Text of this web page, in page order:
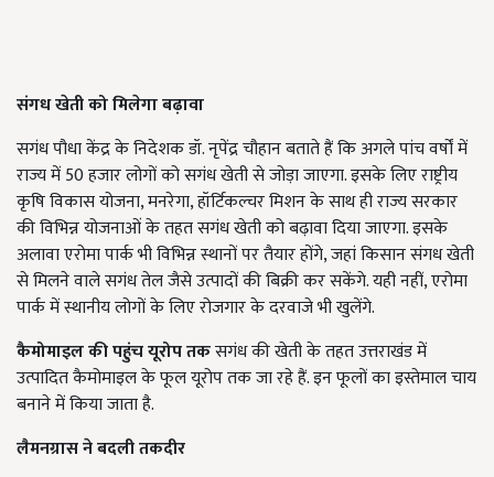
संगध खेती को मिलेगा बढ़ावा
सगंध पौधा केंद्र के निदेशक डॉ. नृपेंद्र चौहान बताते हैं कि अगले पांच वर्षों में
राज्य में 50 हजार लोगों को सगंध खेती से जोड़ा जाएगा. इसके लिए राष्ट्रीय
कृषि विकास योजना, मनरेगा, हॉर्टिकल्चर मिशन के साथ ही राज्य सरकार
की विभिन्न योजनाओं के तहत सगंध खेती को बढ़ावा दिया जाएगा. इसके
अलावा एरोमा पार्क भी विभिन्न स्थानों पर तैयार होंगे, जहां किसान संगध खेती
से मिलने वाले सगंध तेल जैसे उत्पादों की बिक्री कर सकेंगे. यही नहीं, एरोमा
पार्क में स्थानीय लोगों के लिए रोजगार के दरवाजे भी खुलेंगे.
कैमोमाइल की पहुंच यूरोप तकसगंध की खेती के तहत उत्तराखंड में
उत्पादित कैमोमाइल के फूल यूरोप तक जा रहे हैं. इन फूलों का इस्तेमाल चाय
बनाने में किया जाता है.
लैमनग्रास ने बदली तकदीर